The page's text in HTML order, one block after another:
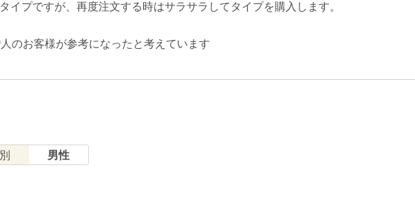
イプですが、再度注文する時はサラサラしてタイプを購入します。
人のお客様が参考になったと考えています
男性